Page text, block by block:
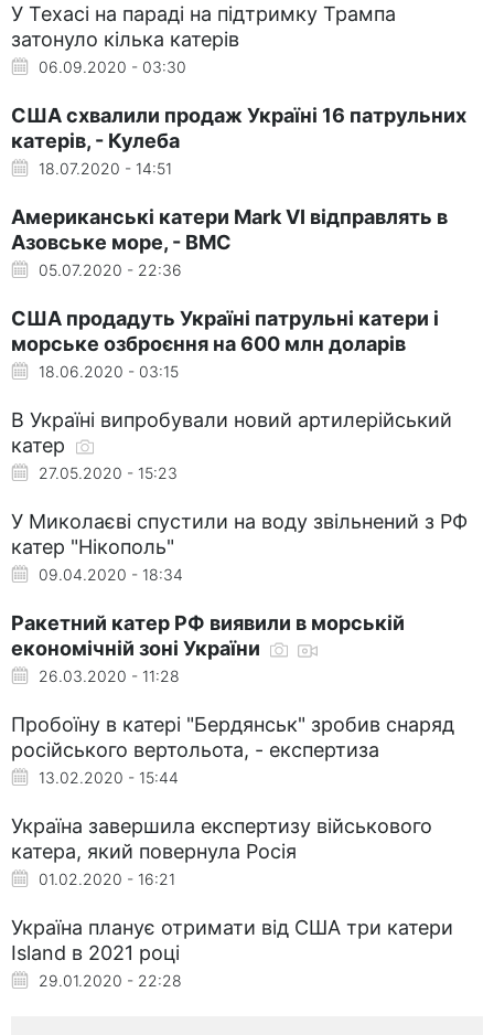
У Техасі на параді на підтримку Трампа
затонуло кілька катерів
06.09.2020 - 03:30
США схвалили продаж Україні 16 патрульних
катерів, - Кулеба
18.07.2020 - 14:51
Американські катери Mark VI відправлять в
Азовське море, - ВМС
05.07.2020 - 22:36
США продадуть Україні патрульні катери і
морське озброєння на 600 млн доларів
18.06.2020 - 03:15
В Україні випробували новий артилерійський
катер
27.05.2020 - 15:23
У Миколаєві спустили на воду звільнений з РФ
катер "Нікополь"
09.04.2020 - 18:34
Ракетний катер РФ виявили в морській
економічній зоні України
26.03.2020 - 11:28
Пробоїну в катері "Бердянськ" зробив снаряд
російського вертольота, - експертиза
13.02.2020 - 15:44
Україна завершила експертизу військового
катера, який повернула Росія
01.02.2020 - 16:21
Україна планує отримати від США три катери
Island в 2021 році
29.01.2020 - 22:28